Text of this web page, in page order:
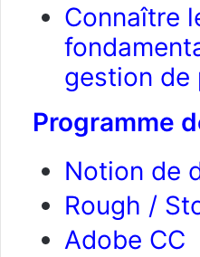
Connaître
gestion de
Programme
Notion de
Rough /
Adobe CC